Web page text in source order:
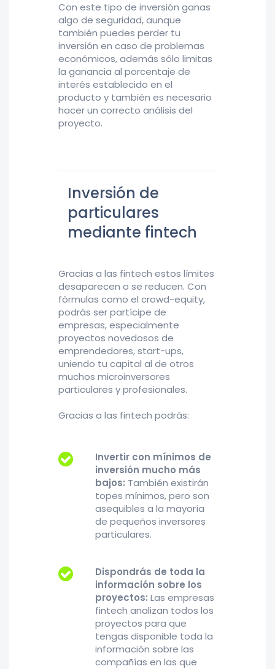
Con este tipo de inversión ganas
algo de seguridad, aunque
también puedes perder tu
inversión en caso de problemas
económicos, además sólo limitas
la ganancia al porcentaje de
interés establecido en el
producto y también es necesario
hacer un correcto análisis del
proyecto.
Inversión de
particulares
mediante fintech
Gracias a las fintech estos límites
desaparecen o se reducen. Con
fórmulas como el crowd-equity,
podrás ser partícipe de
empresas, especialmente
proyectos novedosos de
emprendedores, start-ups,
uniendo tu capital al de otros
muchos microinversores
particulares y profesionales.
Gracias a las fintech podrás:
Invertir con mínimos de
inversión mucho más
bajos: También existirán
topes mínimos, pero son
asequibles a la mayoría
de pequeños inversores
particulares.
Dispondrás de toda la
información sobre los
proyectos: Las empresas
fintech analizan todos los
proyectos para que
tengas disponible toda la
información sobre las
compañías en las que